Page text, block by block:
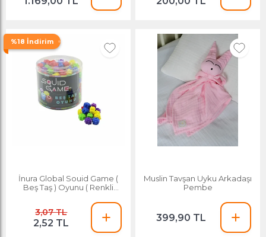
%18 İndirim
İnura Global Souid Game (
Beş Taş ) Oyunu ( Renkli
Oyunu )*250x24
3,07 TL
2,52 TL
Muslin Tavşan Uyku Arkadaşı
Pembe
399,90 TL